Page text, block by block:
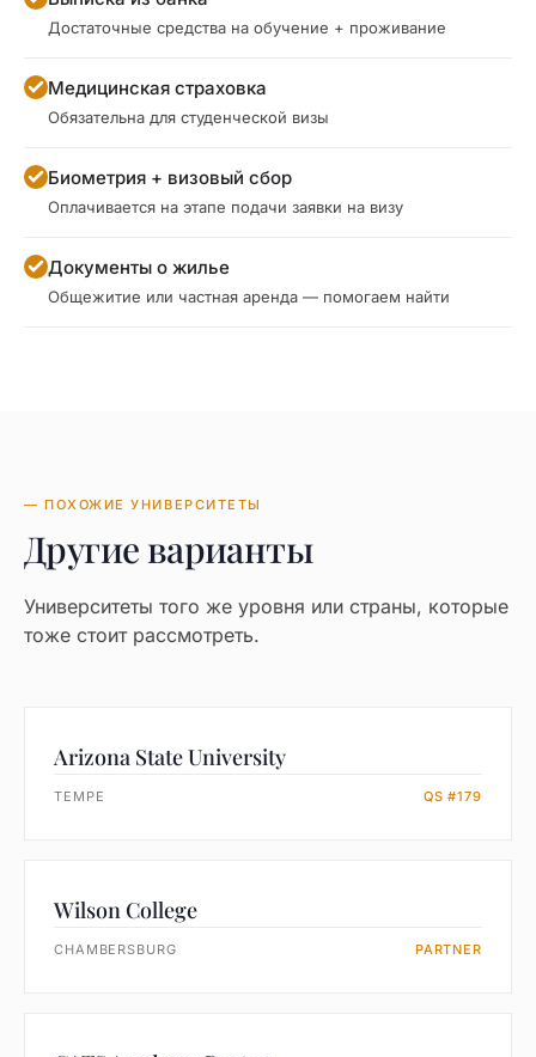
Достаточные средства на обучение + проживание
Медицинская страховка
Обязательна для студенческой визы
Биометрия + визовый сбор
Оплачивается на этапе подачи заявки на визу
Документы о жилье
Общежитие или частная аренда — помогаем найти
— ПОХОЖИЕ УНИВЕРСИТЕТЫ
Другие варианты
Университеты того же уровня или страны, которые
тоже стоит рассмотреть.
Arizona State University
TEMPE QS #179
Wilson College
CHAMBERSBURG PARTNER